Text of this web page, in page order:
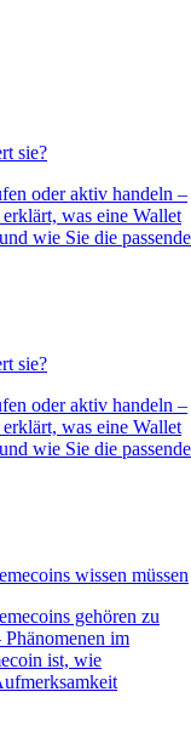
sie?
oder aktiv handeln –
was eine Wallet
wie Sie die passende
sie?
oder aktiv handeln –
was eine Wallet
wie Sie die passende
wissen müssen
gehören zu
Phänomenen im
ist, wie